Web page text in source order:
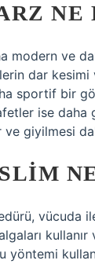
NE
modern ve
dar kesimi
sportif bir
ise daha
giyilmesi
vücuda
yöntemi